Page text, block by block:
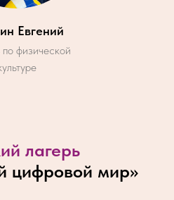
Евгений
по физической
лагерь
цифровой мир»